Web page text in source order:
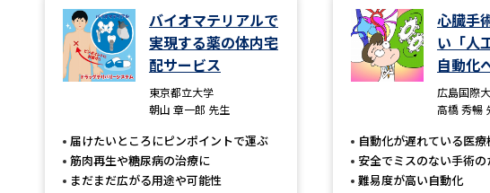
バイオマテリアルで
実現する薬の体内宅
配サービス
東京都立大学
朝山 章一郎 先生
届けたいところにピンポイントで運ぶ
筋肉再生や糖尿病の治療に
まだまだ広がる用途や可能性
心臓手
い「人
自動化
広島国際
高橋 秀暢
自動化が遅れている医療
安全でミスのない手術の
難易度が高い自動化